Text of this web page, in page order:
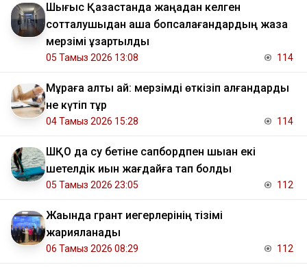
Шығыс Қазақстанда жаңадан келген
сотталушыдан ақша бопсалағандардың жаза
мерзімі ұзартылды
05 Тамыз 2026 13:08 114
Мұраға алты ай: мерзімді өткізіп алғандарды
не күтіп тұр
04 Тамыз 2026 15:28 114
ШҚО да су бетіне сапбордпен шыққан екі
шетелдік қиын жағдайға тап болды
05 Тамыз 2026 23:05 112
Жақында грант иегерлерінің тізімі
жарияланады
06 Тамыз 2026 08:29 112